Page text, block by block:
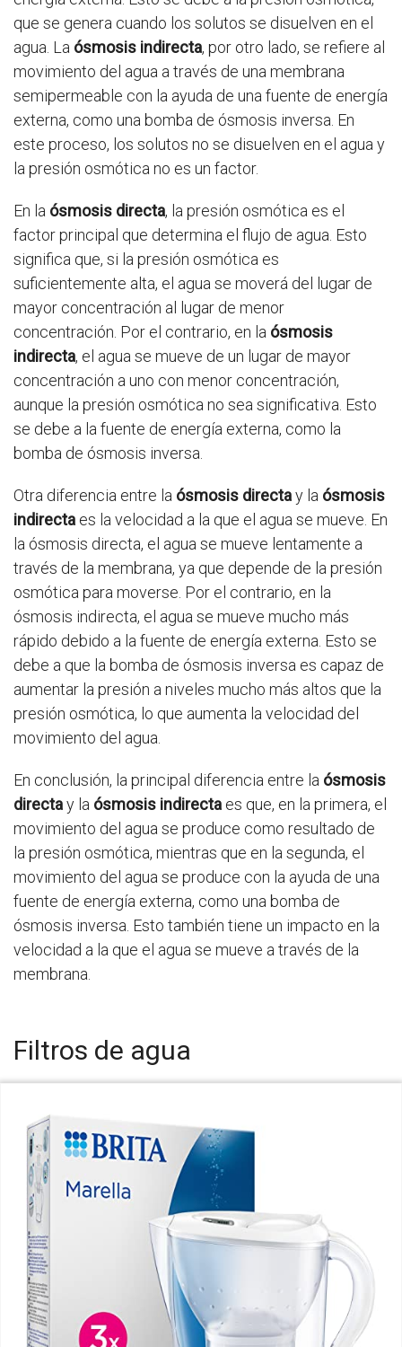
que se genera cuando los solutos se disuelven en el
agua. La ósmosis indirecta, por otro lado, se refiere al
movimiento del agua a través de una membrana
semipermeable con la ayuda de una fuente de energía
externa, como una bomba de ósmosis inversa. En
este proceso, los solutos no se disuelven en el agua y
la presión osmótica no es un factor.
En la ósmosis directa, la presión osmótica es el
factor principal que determina el flujo de agua. Esto
significa que, si la presión osmótica es
suficientemente alta, el agua se moverá del lugar de
mayor concentración al lugar de menor
concentración. Por el contrario, en la ósmosis
indirecta, el agua se mueve de un lugar de mayor
concentración a uno con menor concentración,
aunque la presión osmótica no sea significativa. Esto
se debe a la fuente de energía externa, como la
bomba de ósmosis inversa.
Otra diferencia entre la ósmosis directay la ósmosis
indirecta es la velocidad a la que el agua se mueve. En
la ósmosis directa, el agua se mueve lentamente a
través de la membrana, ya que depende de la presión
osmótica para moverse. Por el contrario, en la
ósmosis indirecta, el agua se mueve mucho más
rápido debido a la fuente de energía externa. Esto se
debe a que la bomba de ósmosis inversa es capaz de
aumentar la presión a niveles mucho más altos que la
presión osmótica, lo que aumenta la velocidad del
movimiento del agua.
En conclusión, la principal diferencia entre la ósmosis
directay la ósmosis indirecta es que, en la primera, el
movimiento del agua se produce como resultado de
la presión osmótica, mientras que en la segunda, el
movimiento del agua se produce con la ayuda de una
fuente de energía externa, como una bomba de
ósmosis inversa. Esto también tiene un impacto en la
velocidad a la que el agua se mueve a través de la
membrana.
Filtros de agua